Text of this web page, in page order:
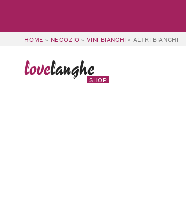
HOME » NEGOZIO » VINI BIANCHI » ALTRI BIANCHI
lovelanghe
SHOP